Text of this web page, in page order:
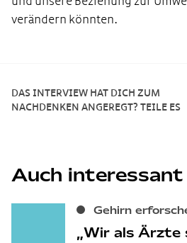
verändern könnten.
DAS INTERVIEW HAT DICH ZUM
NACHDENKEN ANGEREGT? TEILE ES
Auch interessant
Gehirn
Wir als Ärzte